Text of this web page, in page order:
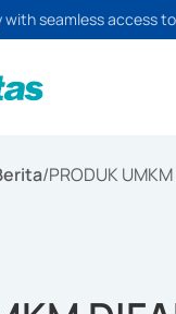
seamless access
/PRODUK